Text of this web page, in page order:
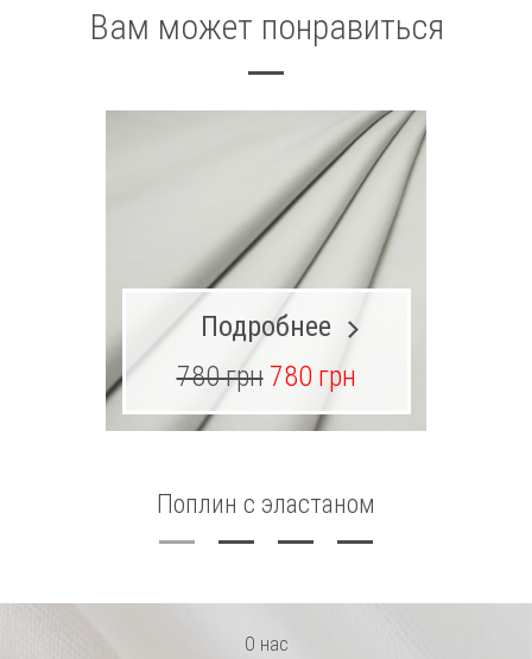
Вам может понравиться
Поплин с эластаном
Подробнее
780 грн 780 грн
О нас